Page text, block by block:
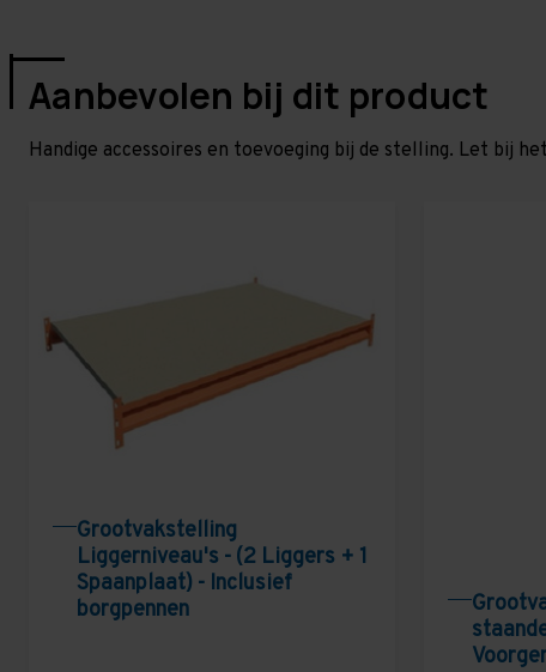
Aanbevolen bij dit product
Handige accessoires en toevoeging bij de stelling. Let bij
Grootvakstelling
Liggerniveau's - (2 Liggers + 1
Spaanplaat) - Inclusief
borgpennen